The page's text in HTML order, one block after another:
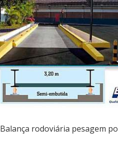
Balança rodoviária pesagem